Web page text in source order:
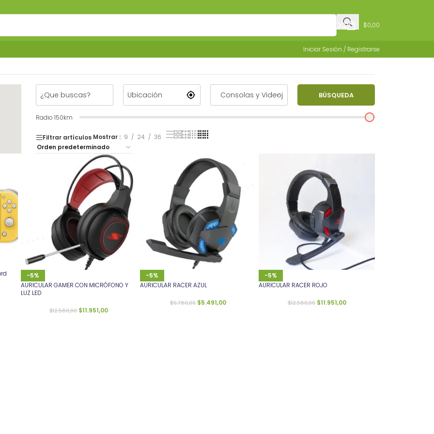
$0,00
Iniciar Sesión / Registrarse
BÚSQUEDA
Radio 150km
Filtrar artículos Mostrar 9 24 36
-5%
AURICULAR GAMER CON MICRÓFONO Y
LUZ LED
$12.580,00 $11.951,00
-5%
AURICULAR RACER AZUL
$5.780,00 $5.491,00
-5%
AURICULAR RACER ROJO
$12.580,00 $11.951,00